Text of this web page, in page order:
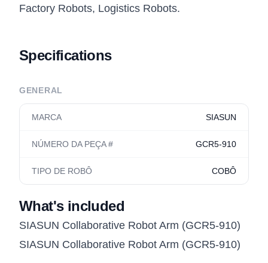
Factory Robots, Logistics Robots.
Specifications
GENERAL
MARCA SIASUN
NÚMERO DA PEÇA # GCR5-910
TIPO DE ROBÔ COBÔ
What's included
SIASUN Collaborative Robot Arm (GCR5-910)
SIASUN Collaborative Robot Arm (GCR5-910)